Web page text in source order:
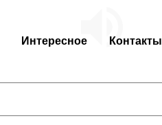
Интересное Контакты